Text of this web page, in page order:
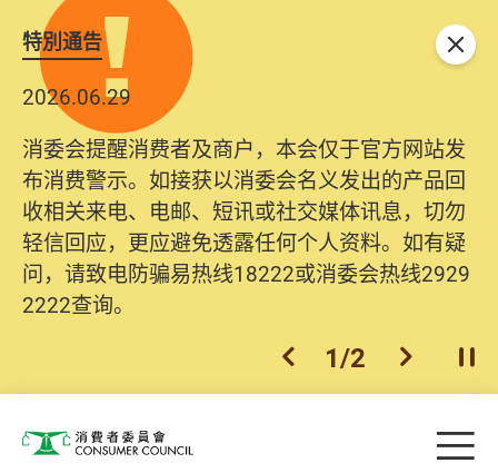
特別通告
2026.06.29
消委会提醒消费者及商户，本会仅于官方网站发
布消费警示。如接获以消委会名义发出的产品回
收相关来电、电邮、短讯或社交媒体讯息，切勿
轻信回应，更应避免透露任何个人资料。如有疑
问，请致电防骗易热线18222或消委会热线2929
2222查询。
上一个
1/2 下一个开
关闭
消费者委员会 目